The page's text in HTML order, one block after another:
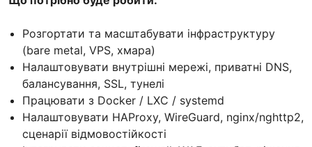
Розгортати та масштабувати інфраструктуру
(bare metal, VPS, хмара)
Налаштовувати внутрішні мережі, приватні DNS,
балансування, SSL, тунелі
Працювати з Docker / LXC / systemd
Налаштовувати HAProxy, WireGuard, nginx/nghttp2,
сценарії відмовостійкості